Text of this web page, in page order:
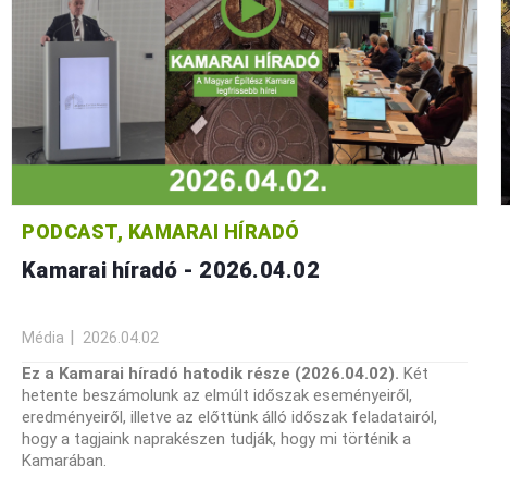
PODCAST, KAMARAI HÍRADÓ
Kamarai híradó - 2026.04.02
Média 2026.04.02
Ez a Kamarai híradó hatodik része (2026.04.02). Két
hetente beszámolunk az elmúlt időszak eseményeiről,
eredményeiről, illetve az előttünk álló időszak feladatairól,
hogy a tagjaink naprakészen tudják, hogy mi történik a
Kamarában.